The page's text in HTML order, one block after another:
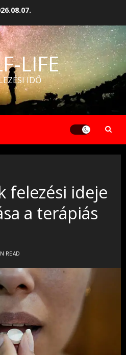
LIFE
IDŐ
felezési ideje
a terápiás
READ